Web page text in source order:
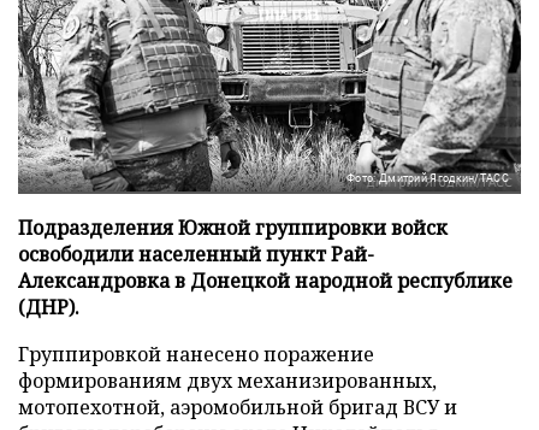
Фото: Дмитрий Ягодкин/ТАСС
Подразделения Южной группировки войск
освободили населенный пункт Рай-
Александровка в Донецкой народной республике
(ДНР).
Группировкой нанесено поражение
формированиям двух механизированных,
мотопехотной, аэромобильной бригад ВСУ и